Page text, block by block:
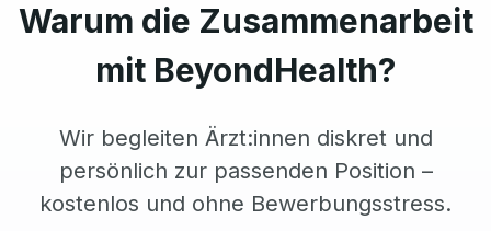
Warum die Zusammenarbeit
mit BeyondHealth?
Wir begleiten Ärzt:innen diskret und
persönlich zur passenden Position –
kostenlos und ohne Bewerbungsstress.